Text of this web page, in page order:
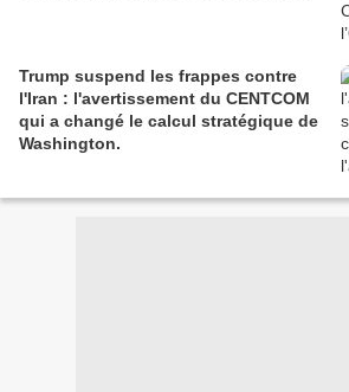
Trump suspend les frappes contre
l'Iran : l'avertissement du CENTCOM
qui a changé le calcul stratégique de
Washington.